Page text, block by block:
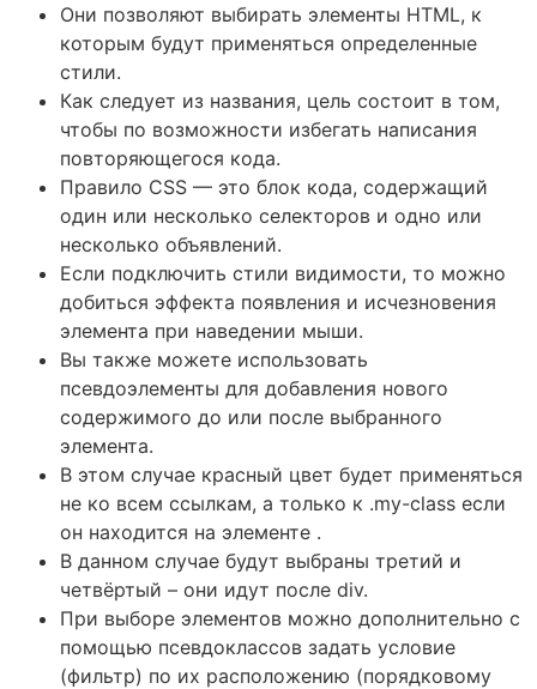
Они позволяют выбирать элементы HTML, к
которым будут применяться определенные
стили.
Как следует из названия, цель состоит в том,
чтобы по возможности избегать написания
повторяющегося кода.
Правило CSS — это блок кода, содержащий
один или несколько селекторов и одно или
несколько объявлений.
Если подключить стили видимости, то можно
добиться эффекта появления и исчезновения
элемента при наведении мыши.
Вы также можете использовать
псевдоэлементы для добавления нового
содержимого до или после выбранного
элемента.
В этом случае красный цвет будет применяться
не ко всем ссылкам, а только к .my-class если
он находится на элементе .
В данном случае будут выбраны третий и
четвёртый – они идут после div.
При выборе элементов можно дополнительно с
помощью псевдоклассов задать условие
(фильтр) по их расположению (порядковому